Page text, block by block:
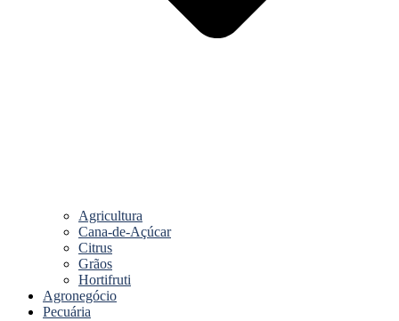
Agricultura
Cana-de-Açúcar
Citrus
Grãos
Hortifruti
Agronegócio
Pecuária